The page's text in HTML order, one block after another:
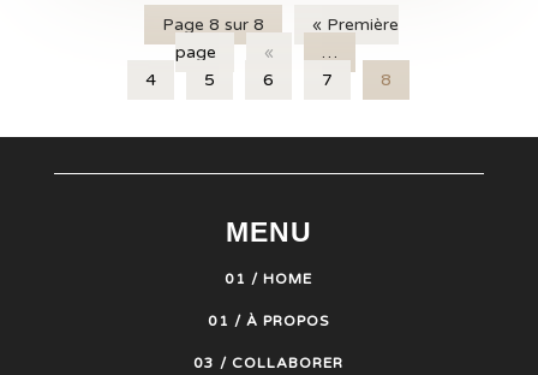
Page 8 sur 8
« Première
page
«
…
4
5 6 7 8
MENU
01 / HOME
01 / À PROPOS
03 / COLLABORER